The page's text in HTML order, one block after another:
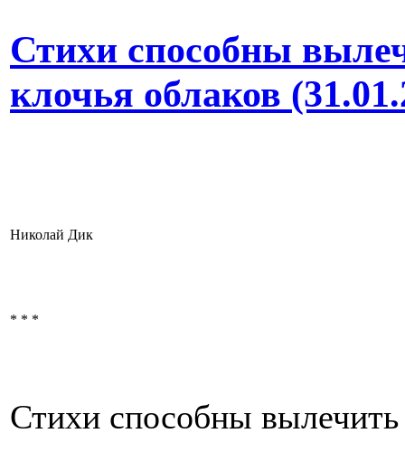
Стихи способны
клочья облаков
Николай Дик
* * *
Стихи способны вылечить